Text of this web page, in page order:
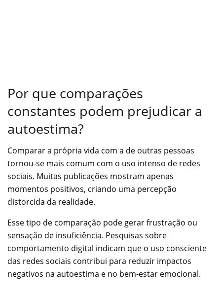
Por que comparações
constantes podem prejudicar a
autoestima?
Comparar a própria vida com a de outras pessoas
tornou-se mais comum com o uso intenso de redes
sociais. Muitas publicações mostram apenas
momentos positivos, criando uma percepção
distorcida da realidade.
Esse tipo de comparação pode gerar frustração ou
sensação de insuficiência. Pesquisas sobre
comportamento digital indicam que o uso consciente
das redes sociais contribui para reduzir impactos
negativos na autoestima e no bem-estar emocional.